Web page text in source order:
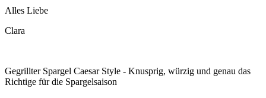
Alles Liebe
Clara
Gegrillter Spargel Caesar Style - Knusprig, würzig und genau das
Richtige für die Spargelsaison